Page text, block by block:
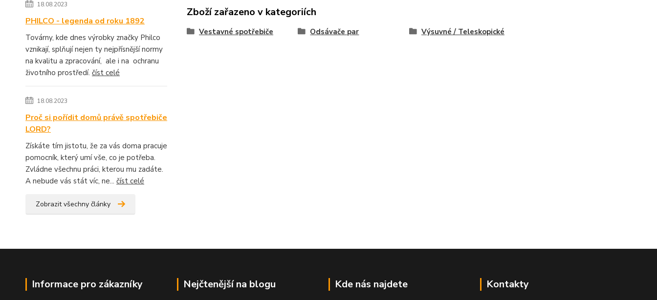
18.08.2023
PHILCO - legenda od roku 1892
Továrny, kde dnes výrobky značky Philco
vznikají, splňují nejen ty nejpřísnější normy
na kvalitu a zpracování, ale i na ochranu
životního prostředí. číst celé
18.08.2023
Proč si pořídit domů právě spotřebiče
LORD?
Získáte tím jistotu, že za vás doma pracuje
pomocník, který umí vše, co je potřeba.
Zvládne všechnu práci, kterou mu zadáte.
A nebude vás stát víc, ne... číst celé
Zobrazit všechny články
Zboží zařazeno v kategoriích
Vestavné spotřebiče Odsávače par Výsuvné / Teleskopické
Informace pro zákazníky Nejčtenější na blogu Kde nás najdete Kontakty